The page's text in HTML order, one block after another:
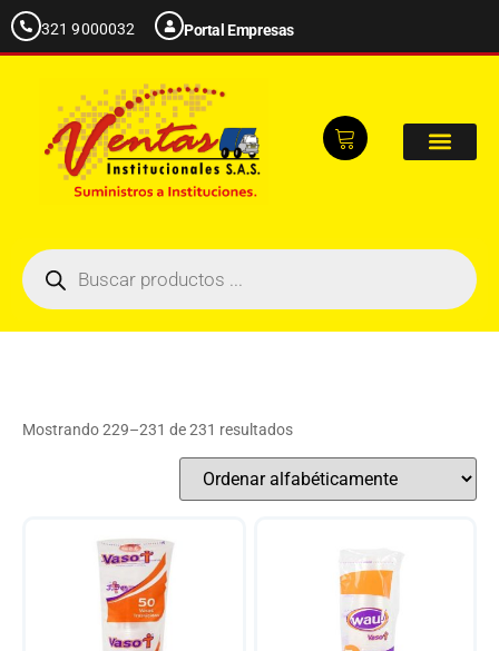
321 9000032 Portal Empresas
Mostrando 229–231 de 231 resultados